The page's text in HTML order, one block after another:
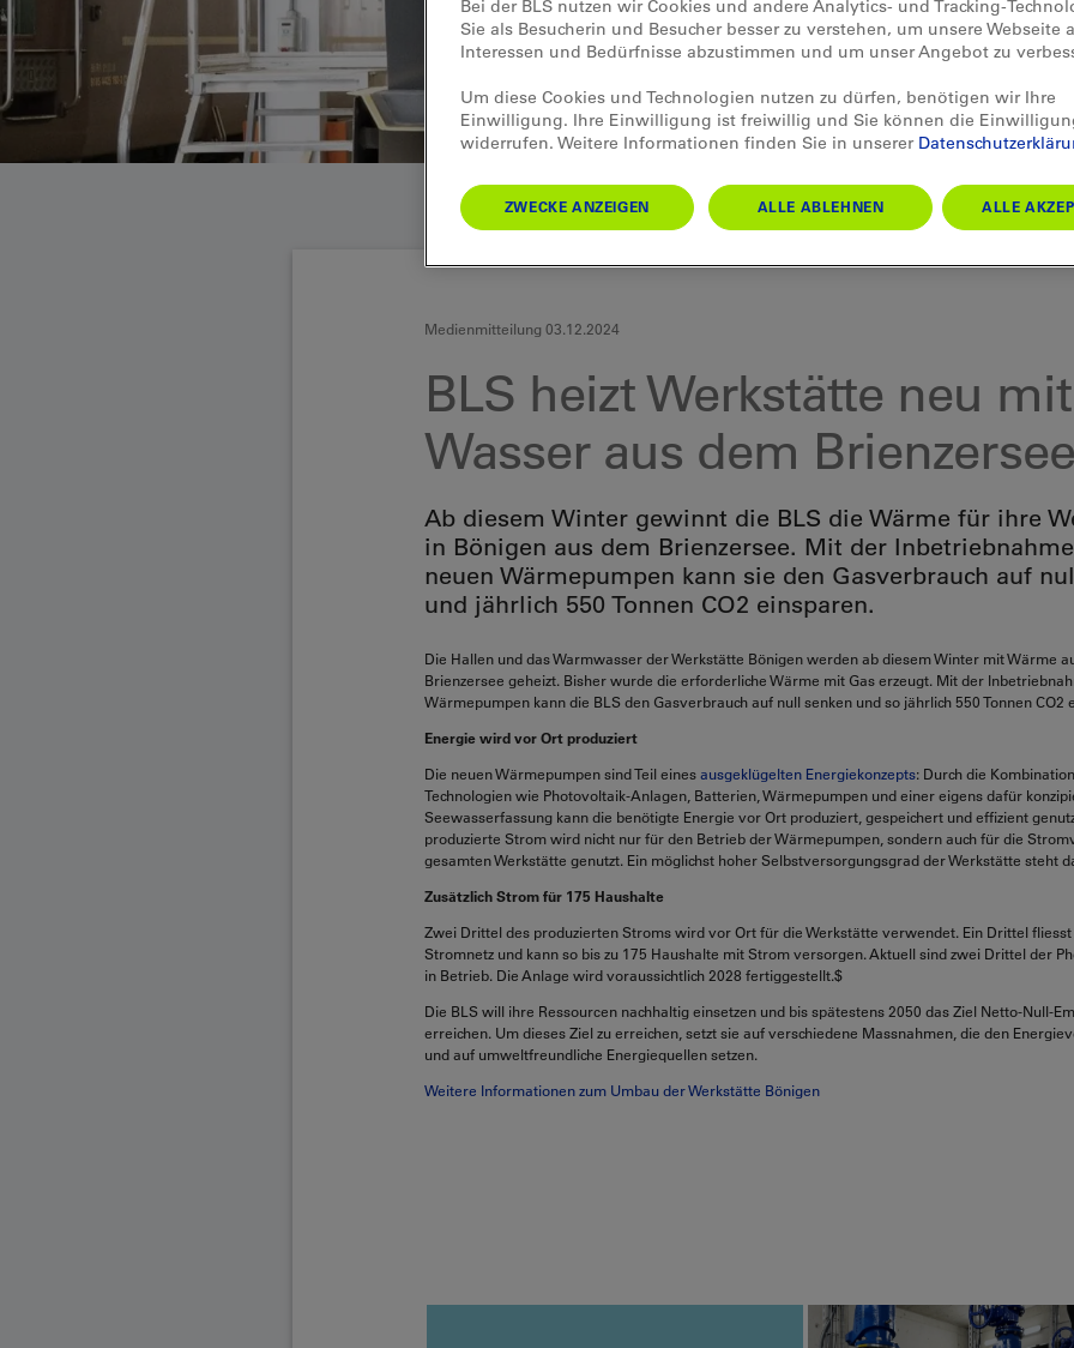
Medienmitteilung 03.12.2024
BLS heizt Werkstätte neu mit
Wasser aus dem Brienzersee
Ab diesem Winter gewinnt die BLS die Wärme für ihre
in Bönigen aus dem Brienzersee. Mit der
neuen Wärmepumpen kann sie den Gasverbrauch auf
und jährlich 550 Tonnen CO2 einsparen.
Die Hallen und das Warmwasser der Werkstätte Bönigen werden ab diesem Winter mit Wärme
Brienzersee geheizt. Bisher wurde die erforderliche Wärme mit Gas erzeugt. Mit der
Wärmepumpen kann die BLS den Gasverbrauch auf null senken und so jährlich 550 Tonnen CO2
Energie wird vor Ort produziert
Die neuen Wärmepumpen sind Teil einesausgeklügelten Energiekonzepts: Durch die
Technologien wie Photovoltaik-Anlagen, Batterien, Wärmepumpen und einer eigens dafür
Seewasserfassung kann die benötigte Energie vor Ort produziert, gespeichert und effizient
produzierte Strom wird nicht nur für den Betrieb der Wärmepumpen, sondern auch für die
gesamten Werkstätte genutzt. Ein möglichst hoher Selbstversorgungsgrad der Werkstätte steht
Zusätzlich Strom für 175 Haushalte
Zwei Drittel des produzierten Stroms wird vor Ort für die Werkstätte verwendet. Ein Drittel
Stromnetz und kann so bis zu 175 Haushalte mit Strom versorgen. Aktuell sind zwei Drittel der
in Betrieb. Die Anlage wird voraussichtlich 2028 fertiggestellt.$
Die BLS will ihre Ressourcen nachhaltig einsetzen und bis spätestens 2050 das Ziel Netto-Null-
erreichen. Um dieses Ziel zu erreichen, setzt sie auf verschiedene Massnahmen, die den
und auf umweltfreundliche Energiequellen setzen.
Weitere Informationen zum Umbau der Werkstätte Bönigen
Bei der BLS nutzen wir Cookies und andere Analytics- und Tracking-
Sie als Besucherin und Besucher besser zu verstehen, um unsere Webseite
Interessen und Bedürfnisse abzustimmen und um unser Angebot zu
Um diese Cookies und Technologien nutzen zu dürfen, benötigen wir Ihre
Einwilligung. Ihre Einwilligung ist freiwillig und Sie können die
widerrufen. Weitere Informationen finden Sie in unserer
ZWECKE ANZEIGEN ALLE ABLEHNEN ALLE